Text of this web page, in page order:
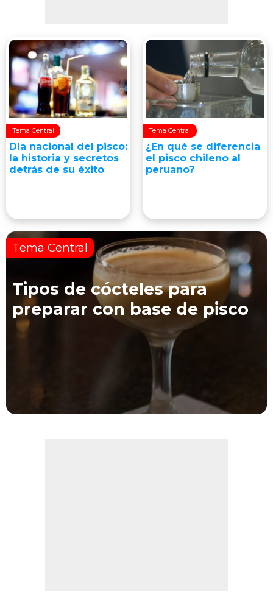
Tema Central
Día nacional del pisco:
la historia y secretos
detrás de su éxito
Tema Central
¿En qué se diferencia
el pisco chileno al
peruano?
Tema Central
Tipos de cócteles para
preparar con base de pisco